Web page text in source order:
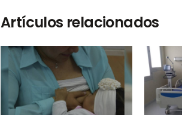
Artículos relacionados